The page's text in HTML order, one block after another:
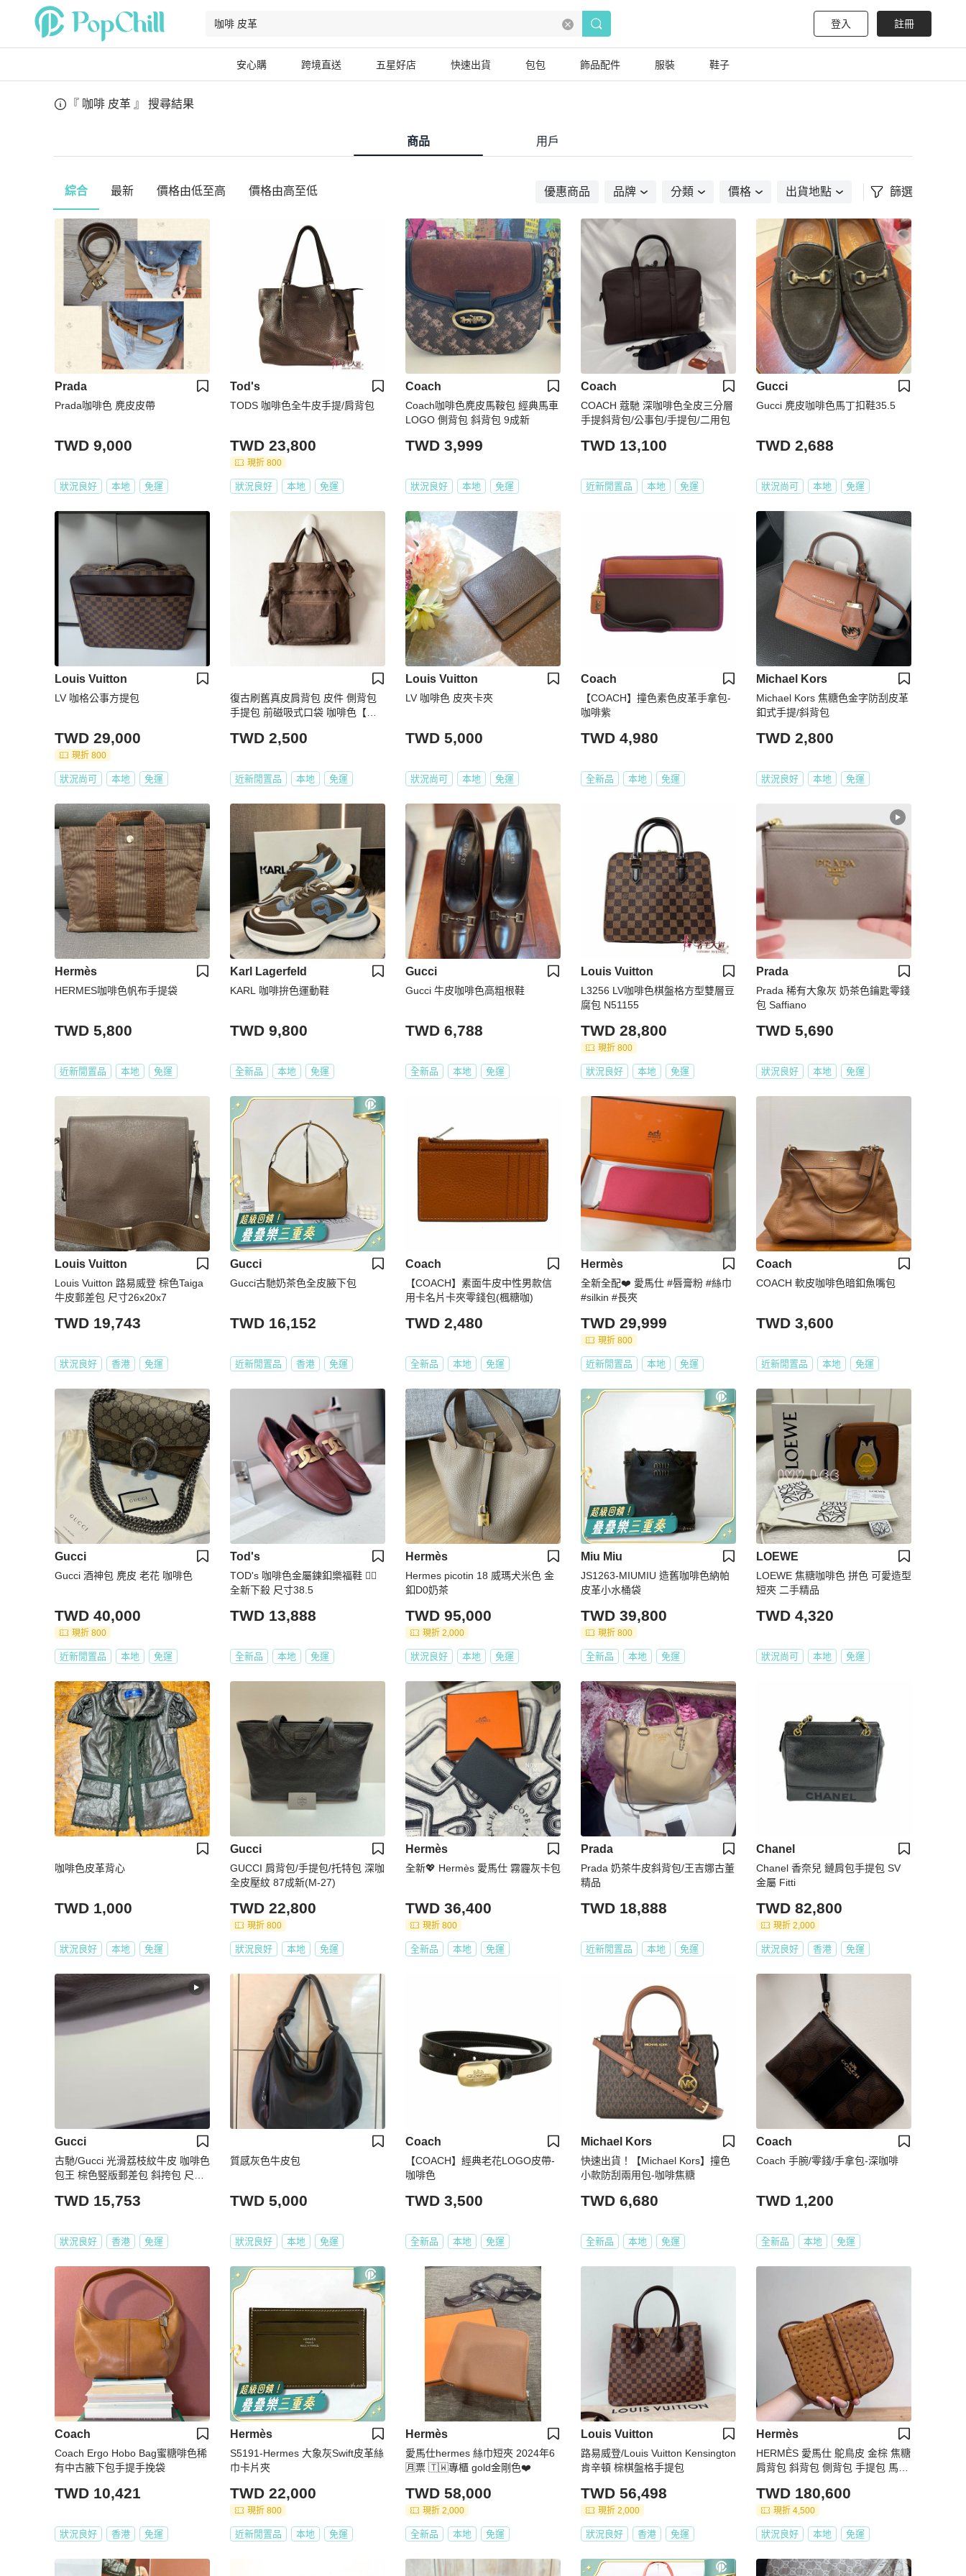
登入 註冊
安心購 跨境直送 五星好店 快速出貨 包包 飾品配件 服裝 鞋子
『 咖啡 皮革 』 搜尋結果
商品 用戶
綜合 最新 價格由低至高 價格由高至低 優惠商品 品牌 分類 價格 出貨地點 篩選
Prada
Prada咖啡色 麂皮皮帶
TWD 9,000
狀況良好 本地 免運
Tod's
TODS 咖啡色全牛皮手提/肩背包
TWD 23,800
現折 800
狀況良好 本地 免運
Coach
Coach咖啡色麂皮馬鞍包 經典馬車
LOGO 側背包 斜背包 9成新
TWD 3,999
狀況良好 本地 免運
Coach
COACH 蔻馳 深咖啡色全皮三分層
手提斜背包/公事包/手提包/二用包
TWD 13,100
近新閒置品 本地 免運
Gucci
Gucci 麂皮咖啡色馬丁扣鞋35.5
TWD 2,688
狀況尚可 本地 免運
Louis Vuitton
LV 咖格公事方提包
TWD 29,000
現折 800
狀況尚可 本地 免運
復古刷舊真皮肩背包 皮件 側背包
手提包 前磁吸式口袋 咖啡色【壽
TWD 2,500
近新閒置品 本地 免運
Louis Vuitton
LV 咖啡色 皮夾卡夾
TWD 5,000
狀況尚可 本地 免運
Coach
【COACH】撞色素色皮革手拿包-
咖啡紫
TWD 4,980
全新品 本地 免運
Michael Kors
Michael Kors 焦糖色金字防刮皮革
釦式手提/斜背包
TWD 2,800
狀況良好 本地 免運
Hermès
HERMES咖啡色帆布手提袋
TWD 5,800
近新閒置品 本地 免運
Karl Lagerfeld
KARL 咖啡拚色運動鞋
TWD 9,800
全新品 本地 免運
Gucci
Gucci 牛皮咖啡色高粗根鞋
TWD 6,788
全新品 本地 免運
Louis Vuitton
L3256 LV咖啡色棋盤格方型雙層豆
腐包 N51155
TWD 28,800
現折 800
狀況良好 本地 免運
Prada
Prada 稀有大象灰 奶茶色鑰匙零錢
包 Saffiano
TWD 5,690
狀況良好 本地 免運
Louis Vuitton
Louis Vuitton 路易威登 棕色Taiga
牛皮郵差包 尺寸26x20x7
TWD 19,743
狀況良好 香港 免運
Gucci
Gucci古馳奶茶色全皮腋下包
TWD 16,152
近新閒置品 香港 免運
Coach
【COACH】素面牛皮中性男款信
用卡名片卡夾零錢包(楓糖咖)
TWD 2,480
全新品 本地 免運
Hermès
全新全配❤️ 愛馬仕 #唇膏粉 #絲巾
#silkin #長夾
TWD 29,999
現折 800
近新閒置品 本地 免運
Coach
COACH 軟皮咖啡色暗釦魚嘴包
TWD 3,600
近新閒置品 本地 免運
Gucci
Gucci 酒神包 麂皮 老花 咖啡色
TWD 40,000
現折 800
近新閒置品 本地 免運
Tod's
TOD's 咖啡色金屬鍊釦樂福鞋 ❤️‍🔥
全新下殺 尺寸38.5
TWD 13,888
全新品 本地 免運
Hermès
Hermes picotin 18 威瑪犬米色 金
釦D0奶茶
TWD 95,000
現折 2,000
狀況良好 本地 免運
Miu Miu
JS1263-MIUMIU 造舊咖啡色納帕
皮革小水桶袋
TWD 39,800
現折 800
全新品 本地 免運
LOEWE
LOEWE 焦糖咖啡色 拼色 可愛造型
短夾 二手精品
TWD 4,320
狀況尚可 本地 免運
咖啡色皮革背心
TWD 1,000
狀況良好 本地 免運
Gucci
GUCCI 肩背包/手提包/托特包 深咖
全皮壓紋 87成新(M-27)
TWD 22,800
現折 800
狀況良好 本地 免運
Hermès
全新💖 Hermès 愛馬仕 霧霾灰卡包
TWD 36,400
現折 800
全新品 本地 免運
Prada
Prada 奶茶牛皮斜背包/王吉娜古董
精品
TWD 18,888
近新閒置品 本地 免運
Chanel
Chanel 香奈兒 鏈肩包手提包 SV
金屬 Fitti
TWD 82,800
現折 2,000
狀況良好 香港 免運
Gucci
古馳/Gucci 光滑荔枝紋牛皮 咖啡色
包王 棕色竪版郵差包 斜挎包 尺
TWD 15,753
狀況良好 香港 免運
質感灰色牛皮包
TWD 5,000
狀況良好 本地 免運
Coach
【COACH】經典老花LOGO皮帶-
咖啡色
TWD 3,500
全新品 本地 免運
Michael Kors
快速出貨！【Michael Kors】撞色
小款防刮兩用包-咖啡焦糖
TWD 6,680
全新品 本地 免運
Coach
Coach 手腕/零錢/手拿包-深咖啡
TWD 1,200
全新品 本地 免運
Coach
Coach Ergo Hobo Bag蜜糖啡色稀
有中古腋下包手提手挽袋
TWD 10,421
狀況良好 香港 免運
Hermès
S5191-Hermes 大象灰Swift皮革絲
巾卡片夾
TWD 22,000
現折 800
近新閒置品 本地 免運
Hermès
愛馬仕hermes 絲巾短夾 2024年6
🈷️票 🇹🇼專櫃 gold金剛色❤️
TWD 58,000
現折 2,000
全新品 本地 免運
Louis Vuitton
路易威登/Louis Vuitton Kensington
肯辛頓 棕棋盤格手提包
TWD 56,498
現折 2,000
狀況良好 香港 免運
Hermès
HERMÈS 愛馬仕 鴕鳥皮 金棕 焦糖
肩背包 斜背包 側背包 手提包 馬鞍
TWD 180,600
現折 4,500
狀況良好 本地 免運